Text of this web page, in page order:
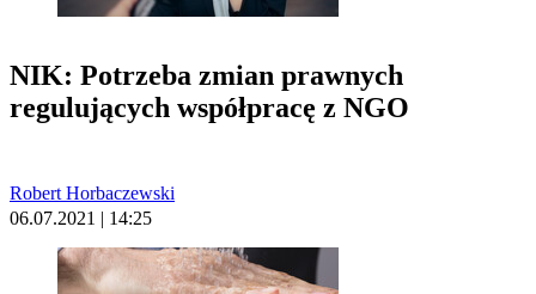
NIK: Potrzeba zmian prawnych
regulujących współpracę z NGO
Robert Horbaczewski
06.07.2021 | 14:25